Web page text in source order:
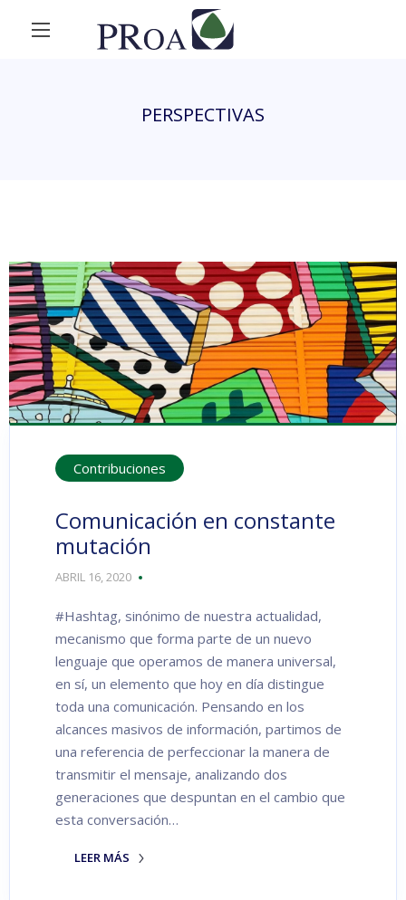
PERSPECTIVAS
Contribuciones
Comunicación en constante
mutación
ABRIL 16, 2020
#Hashtag, sinónimo de nuestra actualidad,
mecanismo que forma parte de un nuevo
lenguaje que operamos de manera universal,
en sí, un elemento que hoy en día distingue
toda una comunicación. Pensando en los
alcances masivos de información, partimos de
una referencia de perfeccionar la manera de
transmitir el mensaje, analizando dos
generaciones que despuntan en el cambio que
esta conversación…
LEER MÁS